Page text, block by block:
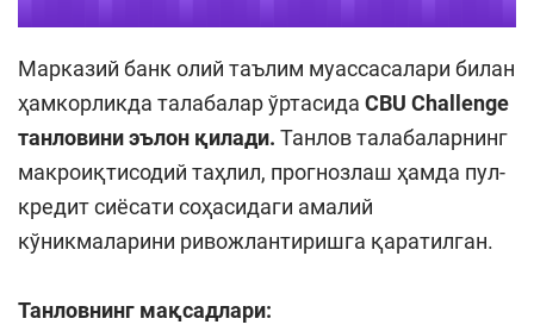
Марказий банк олий таълим муассасалари билан
ҳамкорликда талабалар ўртасида CBU Challenge
танловини эълон қилади. Танлов талабаларнинг
макроиқтисодий таҳлил, прогнозлаш ҳамда пул-
кредит сиёсати соҳасидаги амалий
кўникмаларини ривожлантиришга қаратилган.
Танловнинг мақсадлари: